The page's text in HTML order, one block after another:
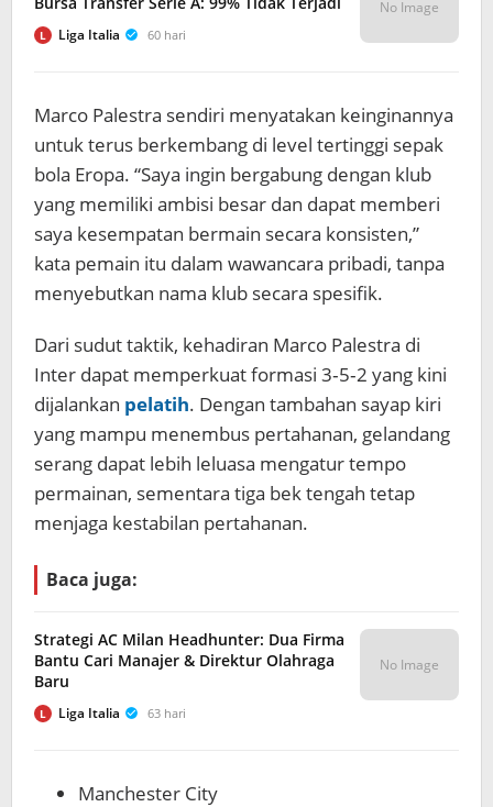
L Liga Italia 60 hari
No Image
Marco Palestra sendiri menyatakan keinginannya
untuk terus berkembang di level tertinggi sepak
bola Eropa. “Saya ingin bergabung dengan klub
yang memiliki ambisi besar dan dapat memberi
saya kesempatan bermain secara konsisten,”
kata pemain itu dalam wawancara pribadi, tanpa
menyebutkan nama klub secara spesifik.
Dari sudut taktik, kehadiran Marco Palestra di
Inter dapat memperkuat formasi 3‑5‑2 yang kini
dijalankan pelatih. Dengan tambahan sayap kiri
yang mampu menembus pertahanan, gelandang
serang dapat lebih leluasa mengatur tempo
permainan, sementara tiga bek tengah tetap
menjaga kestabilan pertahanan.
Baca juga:
Strategi AC Milan Headhunter: Dua Firma
Bantu Cari Manajer & Direktur Olahraga
Baru
L Liga Italia 63 hari
No Image
Manchester City